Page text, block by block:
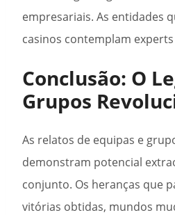
empresariais. As entidades
casinos contemplam
Conclusão: O
Grupos
As relatos de equipas e
demonstram potencial
conjunto. Os heranças que
vitórias obtidas, mundos